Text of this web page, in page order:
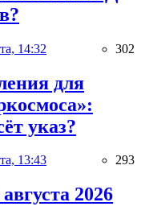
14:32 302
для
указ?
13:43 293
2026